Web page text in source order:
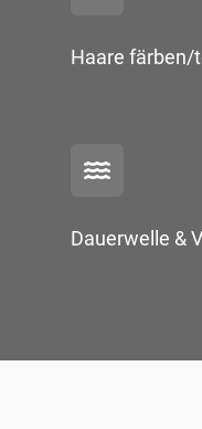
Haare färben/
Dauerwelle &